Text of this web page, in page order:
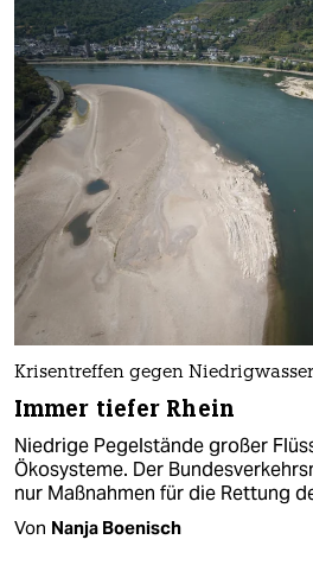
Krisentreffen gegen Niedrigwasser
Immer tiefer Rhein
Niedrige Pegelstände großer
Ökosysteme. Der
nur Maßnahmen für die Rettung
Von Nanja Boenisch